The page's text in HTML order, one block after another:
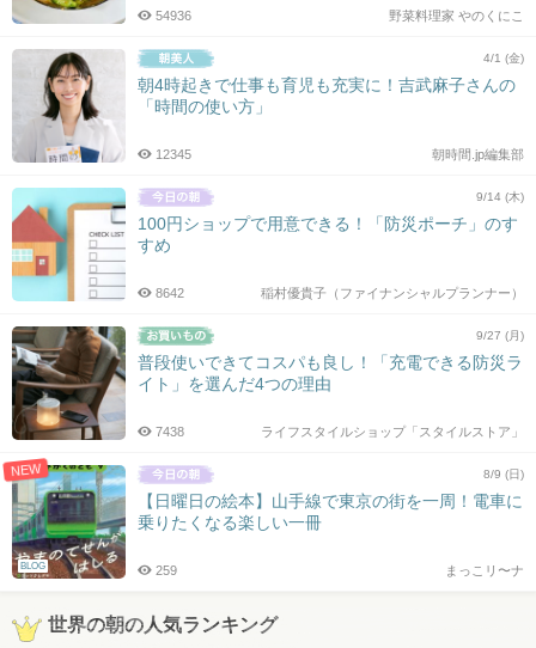
野菜料理家 やのくにこ
54936
4/1 (金)
朝4時起きで仕事も育児も充実に！吉武麻子さんの
「時間の使い方」
朝時間.jp編集部
12345
9/14 (木)
100円ショップで用意できる！「防災ポーチ」のす
すめ
稲村優貴子（ファイナンシャルプランナー）
8642
9/27 (月)
普段使いできてコスパも良し！「充電できる防災ラ
イト」を選んだ4つの理由
ライフスタイルショップ「スタイルストア」
7438
NEW
BLOG
8/9 (日)
【日曜日の絵本】山手線で東京の街を一周！電車に
乗りたくなる楽しい一冊
まっこリ〜ナ
259
世界の朝の人気ランキング